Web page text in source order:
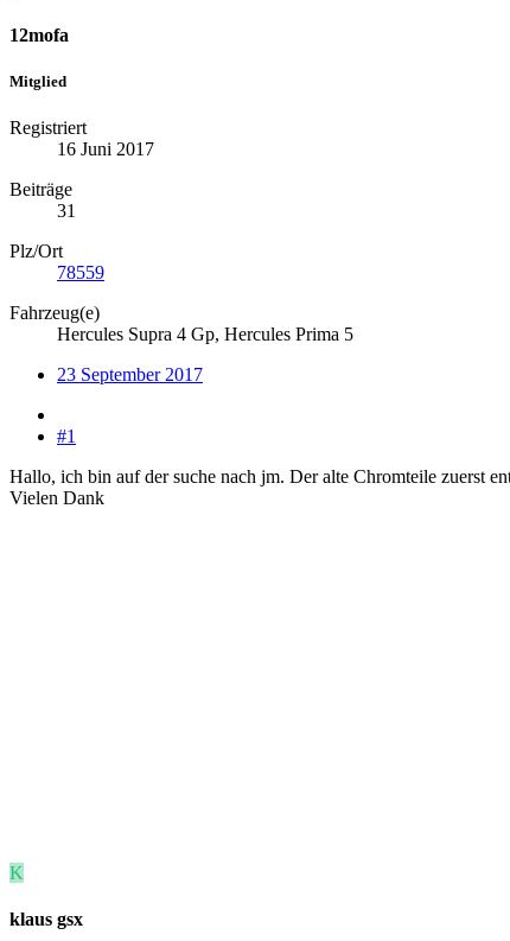
12mofa
Mitglied
Registriert
16 Juni 2017
Beiträge
31
Plz/Ort
78559
Fahrzeug(e)
Hercules Supra 4 Gp, Hercules Prima 5
23 September 2017
#1
Hallo, ich bin auf der suche nach jm. Der alte Chromteile zuerst
Vielen Dank
K
klaus gsx